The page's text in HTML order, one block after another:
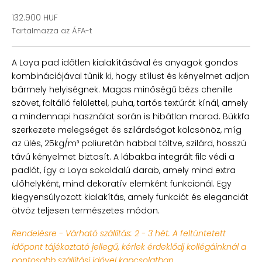
Akciós ár
132.900 HUF
Tartalmazza az ÁFA-t
A Loya pad időtlen kialakításával és anyagok gondos
kombinációjával tűnik ki, hogy stílust és kényelmet adjon
bármely helyiségnek. Magas minőségű bézs chenille
szövet, foltálló felülettel, puha, tartós textúrát kínál, amely
a mindennapi használat során is hibátlan marad. Bükkfa
szerkezete melegséget és szilárdságot kölcsönöz, míg
az ülés, 25kg/m³ poliuretán habbal töltve, szilárd, hosszú
távú kényelmet biztosít. A lábakba integrált filc védi a
padlót, így a Loya sokoldalú darab, amely mind extra
ülőhelyként, mind dekoratív elemként funkcionál. Egy
kiegyensúlyozott kialakítás, amely funkciót és eleganciát
ötvöz teljesen természetes módon.
Rendelésre - Várható szállítás: 2 - 3 hét. A feltüntetett
időpont tájékoztató jellegű, kérlek érdeklődj kollégáinknál a